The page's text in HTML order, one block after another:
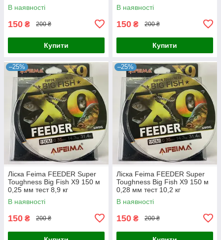
В наявності
150 ₴ 200 ₴
Купити
В наявності
150 ₴ 200 ₴
Купити
–25%
Ліска Feima FEEDER Super
Toughness Big Fish X9 150 м
0,25 мм тест 8,9 кг
В наявності
150 ₴ 200 ₴
–25%
Ліска Feima FEEDER Super
Toughness Big Fish X9 150 м
0,28 мм тест 10,2 кг
В наявності
150 ₴ 200 ₴